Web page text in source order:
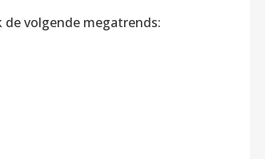
volgende megatrends: